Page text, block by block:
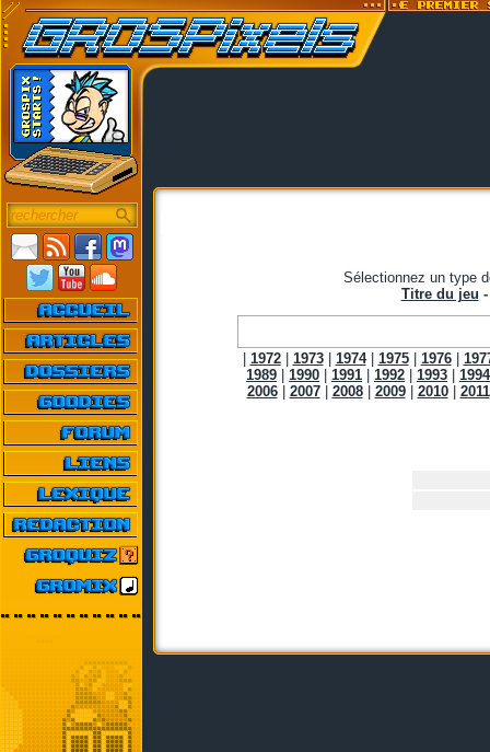
Sélectionnez un type
Titre du jeu
1972| 1973| 1974| 1975| 1976|
1989
1990 1991 1992 1993
1994
2006| 2007| 2008| 2009| 2010| 2011